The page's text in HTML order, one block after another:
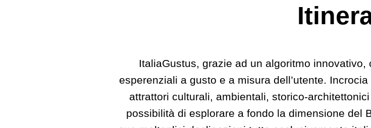
ItaliaGustus, grazie ad un algoritmo
esperenziali a gusto e a misura dell’utente.
attrattori culturali, ambientali, storico-
possibilità di esplorare a fondo la dimensione del